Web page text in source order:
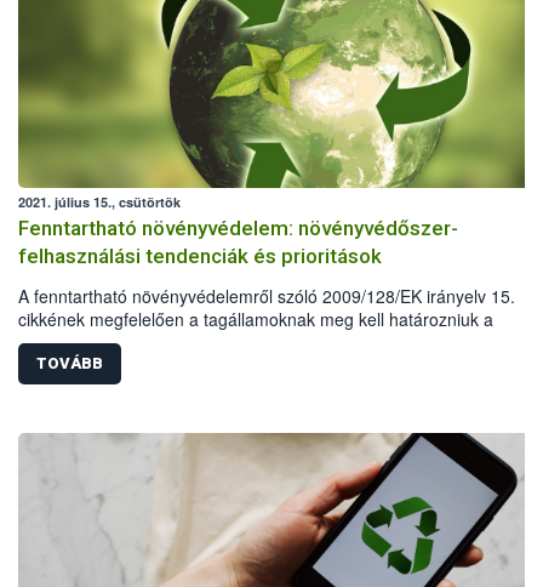
2021. július 15., csütörtök
Fenntartható növényvédelem: növényvédőszer-
felhasználási tendenciák és prioritások
A fenntartható növényvédelemről szóló 2009/128/EK irányelv 15.
cikkének megfelelően a tagállamoknak meg kell határozniuk a
növényvédő szerekre vonatkozó felhasználási tendenciákat,
prioritást élvező elemeket, amelyek különös figyelmet igényelnek a
fenntartható növényvédelem megvalósításában. A rendelkezésre
tendenciákat és meghatározta a jelenlegi prioritásokat.
TOVÁBB